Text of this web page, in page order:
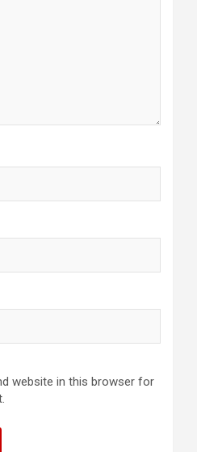
website in this browser for